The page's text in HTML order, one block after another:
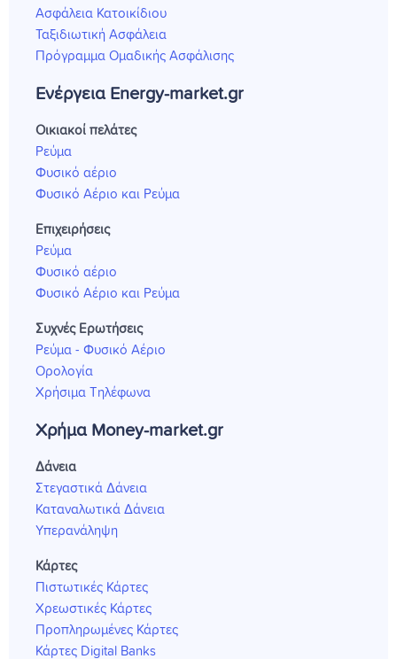
Ασφάλεια Κατοικίδιου
Ταξιδιωτική Ασφάλεια
Πρόγραμμα Ομαδικής Ασφάλισης
Ενέργεια Energy-market.gr
Οικιακοί πελάτες
Ρεύμα
Φυσικό αέριο
Φυσικό Αέριο και Ρεύμα
Επιχειρήσεις
Ρεύμα
Φυσικό αέριο
Φυσικό Αέριο και Ρεύμα
Συχνές Ερωτήσεις
Ρεύμα - Φυσικό Αέριο
Ορολογία
Χρήσιμα Τηλέφωνα
Χρήμα Money-market.gr
Δάνεια
Στεγαστικά Δάνεια
Καταναλωτικά Δάνεια
Υπερανάληψη
Κάρτες
Πιστωτικές Κάρτες
Χρεωστικές Κάρτες
Προπληρωμένες Κάρτες
Κάρτες Digital Banks